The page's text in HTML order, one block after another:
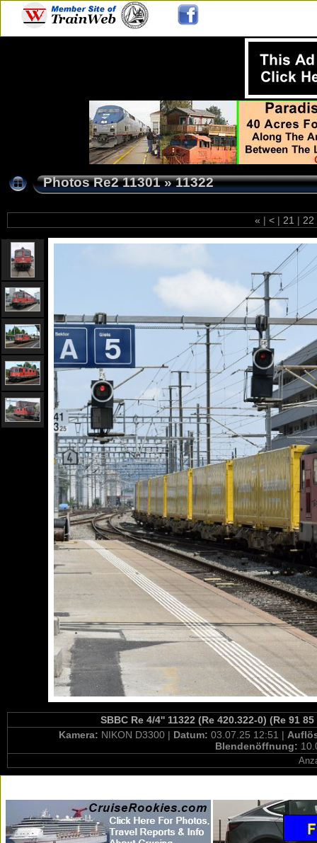
Photos Re2 11301»11322
« | < | 21 | 22
SBBC Re 4/4'' 11322 (Re 420.322-0) (Re 91
Kamera: NIKON D3300 | Datum: 03.07.25 12:51 |
Blendenöffnung: